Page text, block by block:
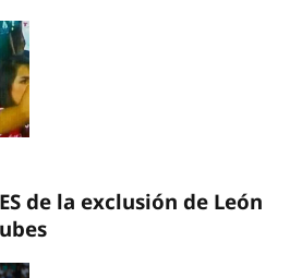
de la exclusión de León